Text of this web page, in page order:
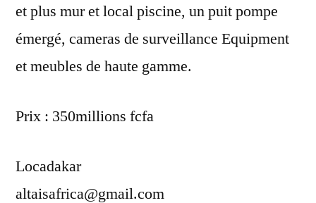
et plus mur et local piscine, un puit pompe
émergé, cameras de surveillance Equipment
et meubles de haute gamme.
Prix : 350millions fcfa
Locadakar
altaisafrica@gmail.com